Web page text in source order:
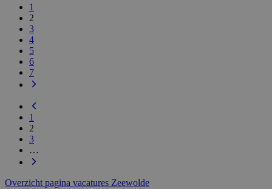
1
2
3
4
5
6
7
1
2
3
…
Overzicht pagina vacatures Zeewolde